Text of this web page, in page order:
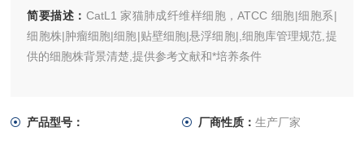
简要描述： CatL1 家猫肺成纤维样细胞，ATCC 细胞|细胞系|
细胞株|肿瘤细胞|细胞|贴壁细胞|悬浮细胞|,细胞库管理规范,提
供的细胞株背景清楚,提供参考文献和*培养条件
产品型号： 厂商性质： 生产厂家